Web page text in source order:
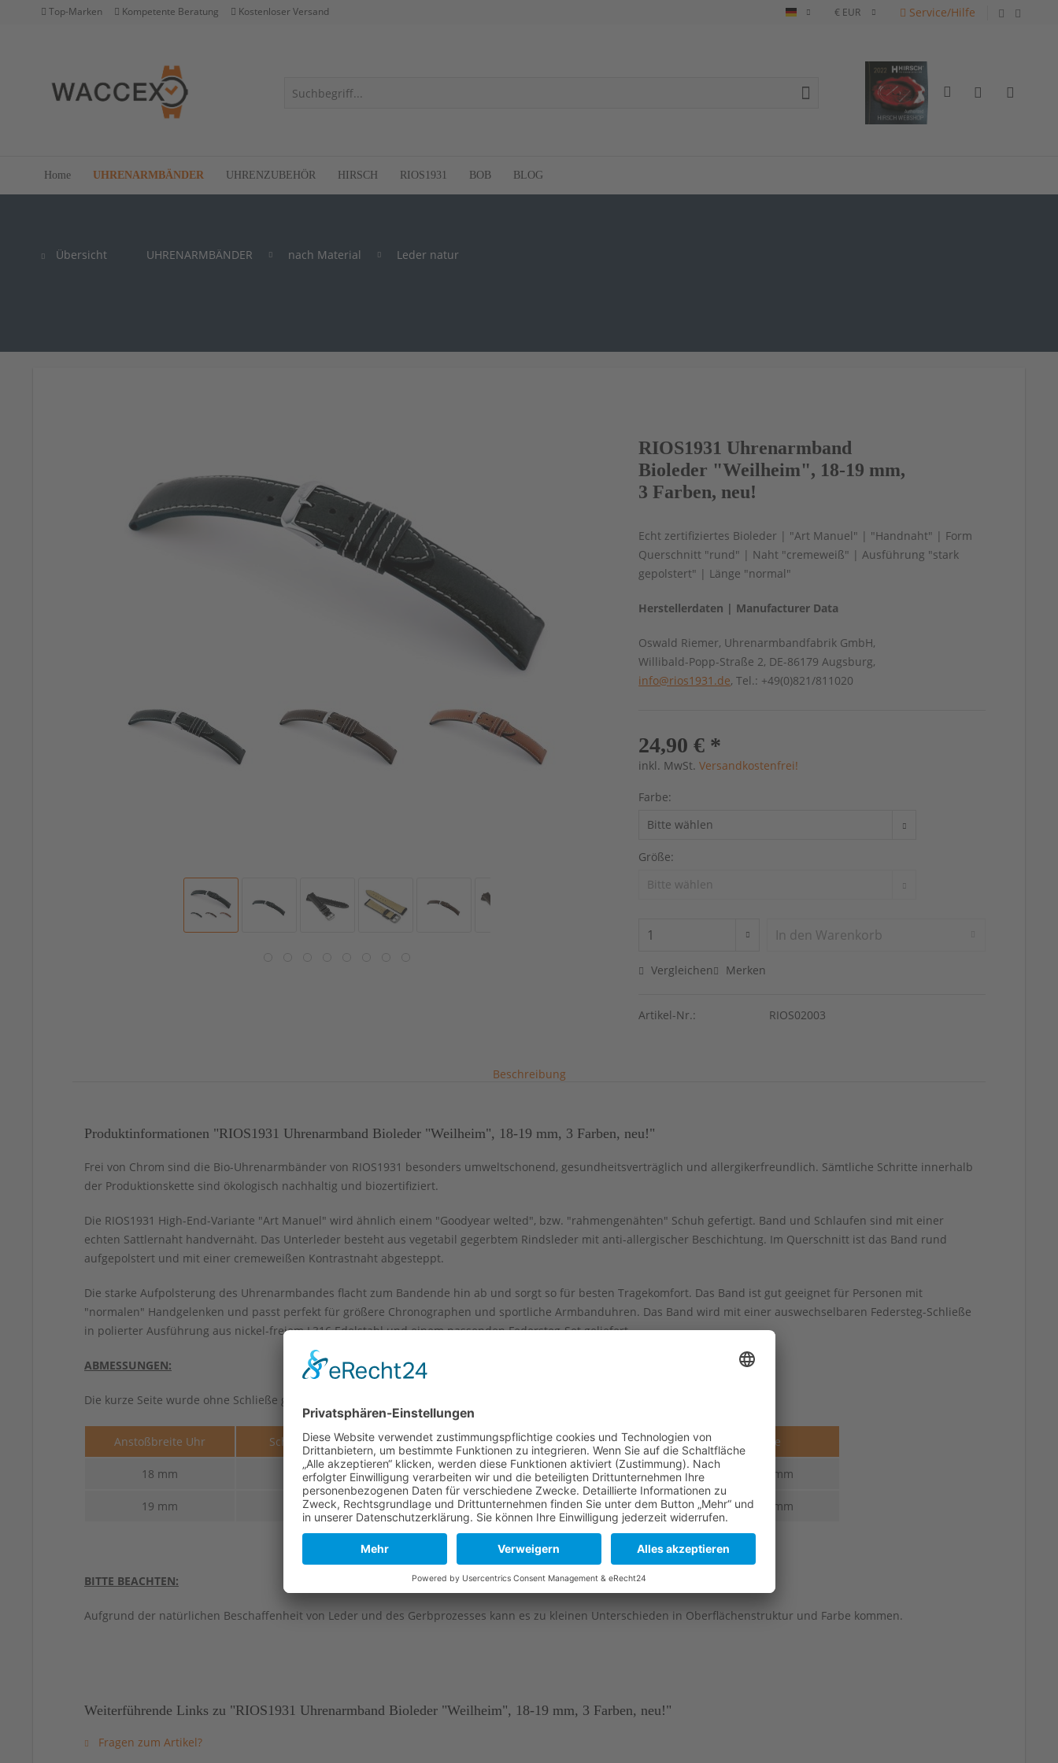
Top-Marken Kompetente Beratung Kostenloser Versand Deutsch Service/Hilfe
Home UHRENARMBÄNDER UHRENZUBEHÖR HIRSCH RIOS1931 BOB BLOG
Übersicht UHRENARMBÄNDER nach Material Leder natur
RIOS1931 Uhrenarmband
Bioleder "Weilheim", 18-19 mm,
3 Farben, neu!
Echt zertifiziertes Bioleder | "Art Manuel" | "Handnaht" | Form
Querschnitt "rund" | Naht "cremeweiß" | Ausführung "stark
gepolstert" | Länge "normal"
Herstellerdaten | Manufacturer Data
Oswald Riemer, Uhrenarmbandfabrik GmbH,
Willibald-Popp-Straße 2, DE-86179 Augsburg,
info@rios1931.de, Tel.: +49(0)821/811020
24,90 € *
inkl. MwSt.Versandkostenfrei!
Farbe:
Größe:
In den Warenkorb
Vergleichen Merken
Artikel-Nr.: RIOS02003
Beschreibung
Produktinformationen "RIOS1931 Uhrenarmband Bioleder "Weilheim", 18-19 mm, 3 Farben, neu!"
Frei von Chrom sind die Bio-Uhrenarmbänder von RIOS1931 besonders umweltschonend, gesundheitsverträglich und allergikerfreundlich. Sämtliche Schritte innerhalb
der Produktionskette sind ökologisch nachhaltig und biozertifiziert.
Die RIOS1931 High-End-Variante "Art Manuel" wird ähnlich einem "Goodyear welted", bzw. "rahmengenähten" Schuh gefertigt. Band und Schlaufen sind mit einer
echten Sattlernaht handvernäht. Das Unterleder besteht aus vegetabil gegerbtem Rindsleder mit anti-allergischer Beschichtung. Im Querschnitt ist das Band rund
aufgepolstert und mit einer cremeweißen Kontrastnaht abgesteppt.
Die starke Aufpolsterung des Uhrenarmbandes flacht zum Bandende hin ab und sorgt so für besten Tragekomfort. Das Band ist gut geeignet für Personen mit
"normalen" Handgelenken und passt perfekt für größere Chronographen und sportliche Armbanduhren. Das Band wird mit einer auswechselbaren Federsteg-Schließe
in polierter Ausführung aus nickel-freiem L316 Edelstahl und einem passenden Federsteg-Set geliefert.
ABMESSUNGEN:
Die kurze Seite wurde ohne Schließe gemessen.
Anstoßbreite Uhr Schließenbreite Lange Seite Kurze Seite Stärke
18 mm 16 mm 114 mm 82 mm 6,0-3,0 mm
19 mm 16 mm 114 mm 82 mm 6,0-3,0 mm
BITTE BEACHTEN:
Aufgrund der natürlichen Beschaffenheit von Leder und des Gerbprozesses kann es zu kleinen Unterschieden in Oberflächenstruktur und Farbe kommen.
Weiterführende Links zu "RIOS1931 Uhrenarmband Bioleder "Weilheim", 18-19 mm, 3 Farben, neu!"
Fragen zum Artikel?